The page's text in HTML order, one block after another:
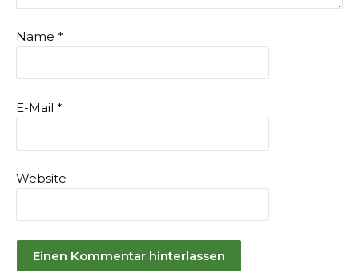
Name *
E-Mail *
Website